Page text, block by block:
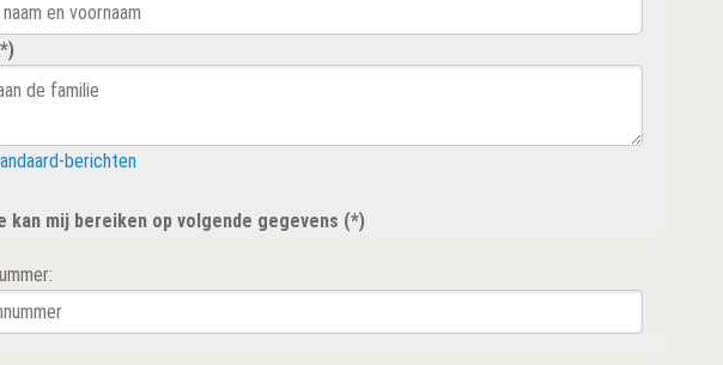
berichten
kan mij bereiken op volgende gegevens (*)